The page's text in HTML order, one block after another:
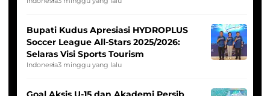
Bupati Kudus Apresiasi HYDROPLUS
Soccer League All-Stars 2025/2026:
Selaras Visi Sports Tourism
Indonesia3 minggu yang lalu